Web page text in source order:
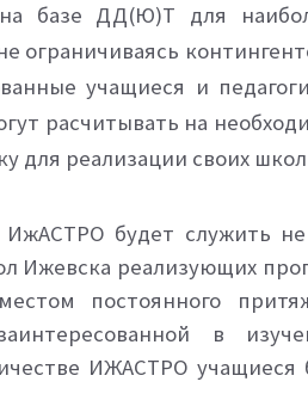
базе ДД(Ю)Т для
ограничиваясь
учащиеся и
расчитывать на
для реализации своих
ИжАСТРО будет служить
Ижевска реализующих
постоянного
в
ИЖАСТРО учащиеся